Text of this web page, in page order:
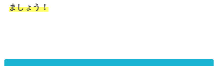
ましょう！